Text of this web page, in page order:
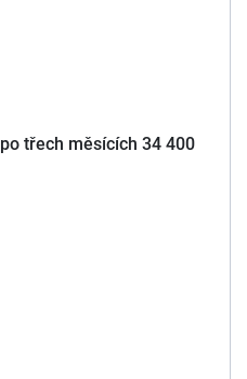
třech měsících 34 400